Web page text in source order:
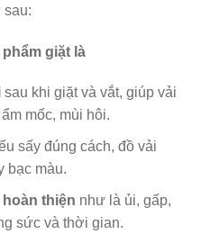
sau:
giặt là
sau khi giặt và vắt, giúp vải
mốc, mùi hôi.
sấy đúng cách, đồ vải
bạc màu.
thiện như là ủi, gấp,
sức và thời gian.